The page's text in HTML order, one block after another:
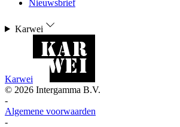
Nieuwsbrief
Karwei
Karwei
© 2026 Intergamma B.V.
-
Algemene voorwaarden
-